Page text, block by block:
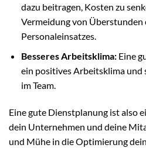
dazu beitragen, Kosten zu
Vermeidung von
Personaleinsatzes.
Besseres Arbeitsklima:Eine
ein positives Arbeitsklima
im Team.
Eine gute Dienstplanung ist also
dein Unternehmen und deine
und Mühe in die Optimierung